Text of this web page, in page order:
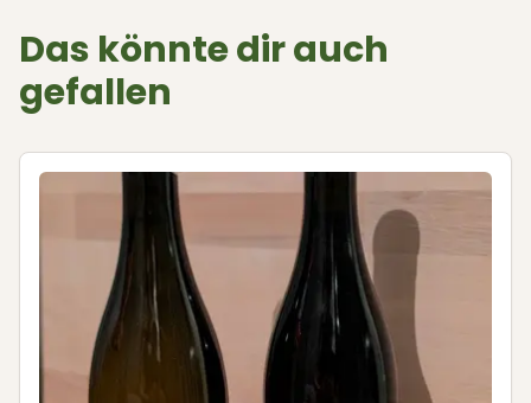
Das könnte dir auch
gefallen